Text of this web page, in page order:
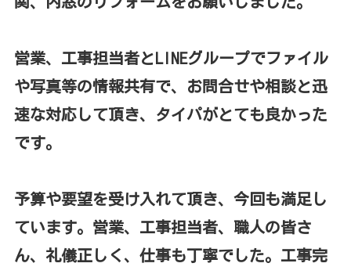
営業、工事担当者とLINEグループでファイル
や写真等の情報共有で、お問合せや相談と迅
速な対応して頂き、タイパがとても良かった
です。
予算や要望を受け入れて頂き、今回も満足し
ています。営業、工事担当者、職人の皆さ
ん、礼儀正しく、仕事も丁寧でした。工事完